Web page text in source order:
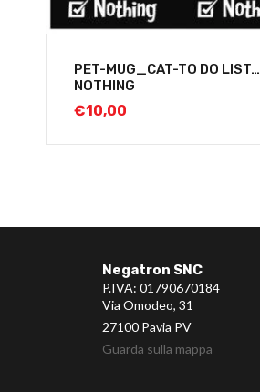
PET-MUG_CAT-TO DO LIST…
NOTHING
€10,00
Negatron SNC
P.IVA: 01790670184
Via Omodeo, 31
27100 Pavia PV
Guarda sulla mappa